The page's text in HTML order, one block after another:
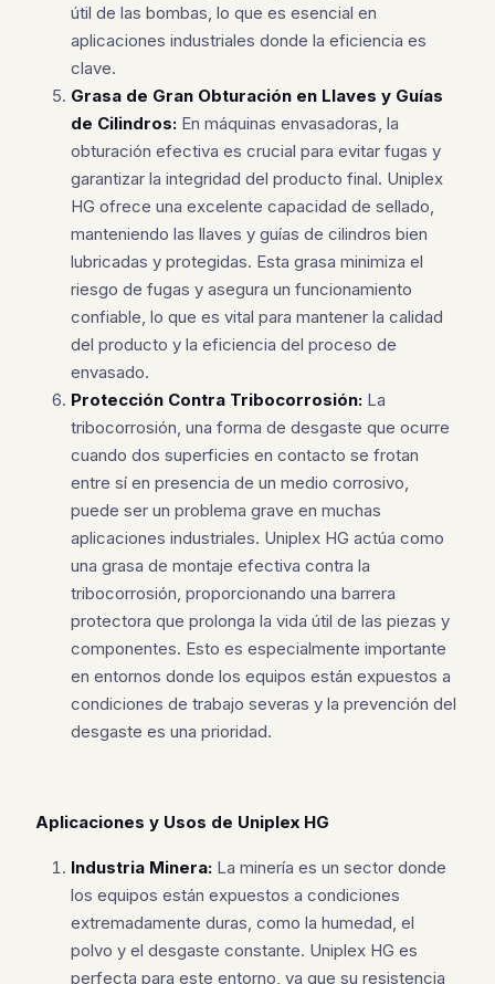
útil de las bombas, lo que es esencial en
aplicaciones industriales donde la eficiencia es
clave.
Grasa de Gran Obturación en Llaves y Guías
de Cilindros: En máquinas envasadoras, la
obturación efectiva es crucial para evitar fugas y
garantizar la integridad del producto final. Uniplex
HG ofrece una excelente capacidad de sellado,
manteniendo las llaves y guías de cilindros bien
lubricadas y protegidas. Esta grasa minimiza el
riesgo de fugas y asegura un funcionamiento
confiable, lo que es vital para mantener la calidad
del producto y la eficiencia del proceso de
envasado.
Protección Contra Tribocorrosión: La
tribocorrosión, una forma de desgaste que ocurre
cuando dos superficies en contacto se frotan
entre sí en presencia de un medio corrosivo,
puede ser un problema grave en muchas
aplicaciones industriales. Uniplex HG actúa como
una grasa de montaje efectiva contra la
tribocorrosión, proporcionando una barrera
protectora que prolonga la vida útil de las piezas y
componentes. Esto es especialmente importante
en entornos donde los equipos están expuestos a
condiciones de trabajo severas y la prevención del
desgaste es una prioridad.
Aplicaciones y Usos de Uniplex HG
Industria Minera: La minería es un sector donde
los equipos están expuestos a condiciones
extremadamente duras, como la humedad, el
polvo y el desgaste constante. Uniplex HG es
perfecta para este entorno, ya que su resistencia